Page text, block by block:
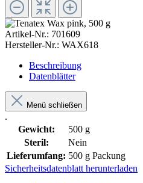
Artikel-Nr.: 701609
Hersteller-Nr.: WAX618
Beschreibung
Datenblätter
Menü schließen
.
Gewicht:
500 g
Steril:
Nein
Lieferumfang: 500 g Packung
Sicherheitsdatenblatt herunterladen